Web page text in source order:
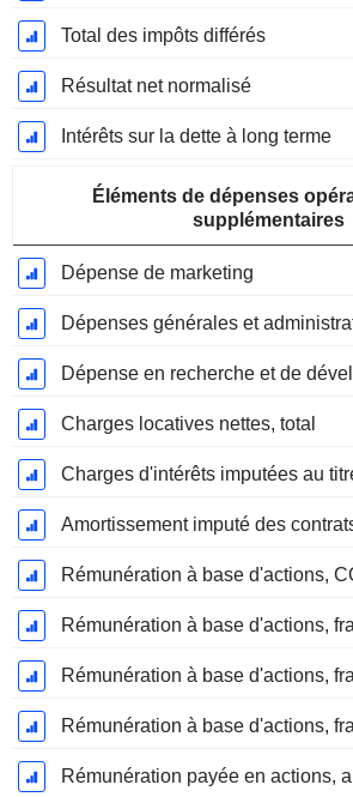
Total des impôts différés
Résultat net normalisé
Intérêts sur la dette à long terme
Éléments de dépenses
supplémentaires
Dépense de marketing
Dépenses générales et
Dépense en recherche et de
Charges locatives nettes, total
Rémunération à base d'actions,
Rémunération payée en actions,